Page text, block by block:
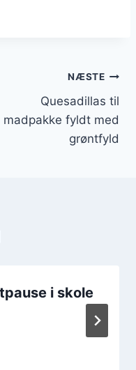
NÆSTE
Quesadillas til
madpakke fyldt med
grøntfyld
i skole